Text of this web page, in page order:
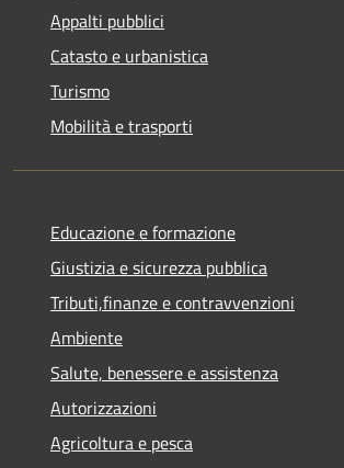
Appalti pubblici
Catasto e urbanistica
Turismo
Mobilità e trasporti
Educazione e formazione
Giustizia e sicurezza pubblica
Tributi,finanze e contravvenzioni
Ambiente
Salute, benessere e assistenza
Autorizzazioni
Agricoltura e pesca